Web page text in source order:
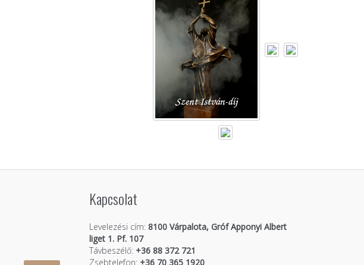
Kapcsolat
Levelezési cím: 8100 Várpalota, Gróf Apponyi Albert
liget 1. Pf. 107
Távbeszélő: +36 88 372 721
Zsebtelefon: +36 70 365 1920